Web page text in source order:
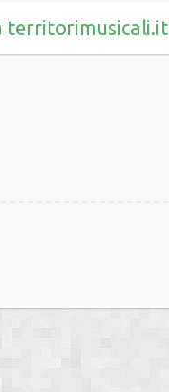
territorimusicali.it